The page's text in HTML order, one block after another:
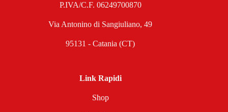
P.IVA/C.F. 06249700870
Via Antonino di Sangiuliano, 49
95131 - Catania (CT)
Link Rapidi
Shop